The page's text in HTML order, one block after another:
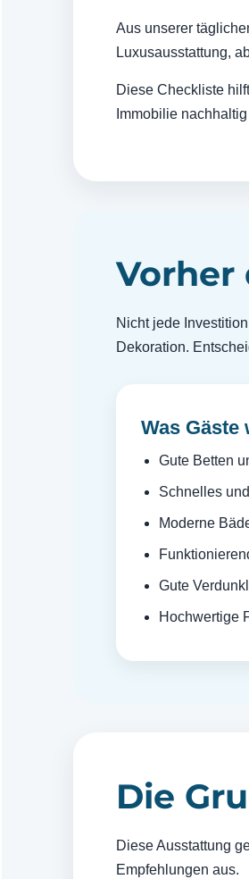
Aus unserer
Luxusausstattung,
Diese Checkliste
Immobilie
Vorher
Nicht jede
Dekoration.
Was Gäste
Gute Betten
Schnelles
Moderne
Gute
Hochwertige
Die
Diese Ausstattung
Empfehlungen aus.